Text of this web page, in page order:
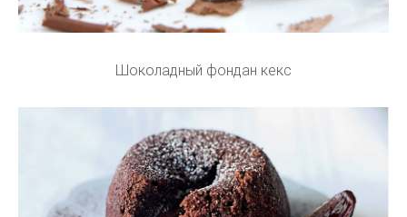
Шоколадный фондан кекс